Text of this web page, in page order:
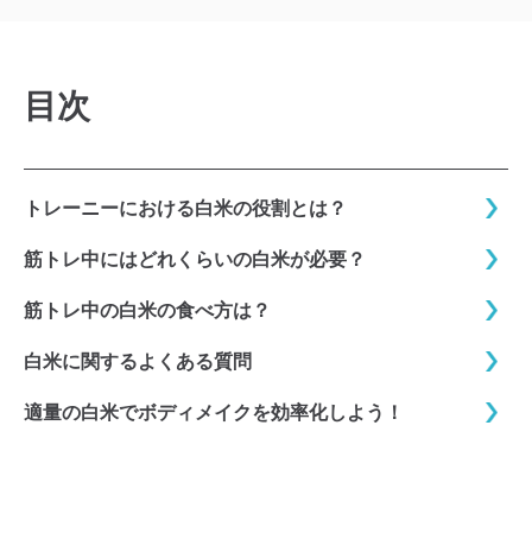
目次
トレーニーにおける白米の役割とは？
筋トレ中にはどれくらいの白米が必要？
筋トレ中の白米の食べ方は？
白米に関するよくある質問
適量の白米でボディメイクを効率化しよう！